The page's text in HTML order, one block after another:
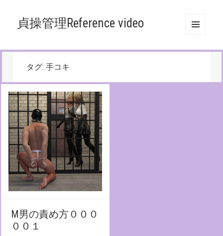
貞操管理Reference video
タグ: 手コキ
M男の責め方０００
００１